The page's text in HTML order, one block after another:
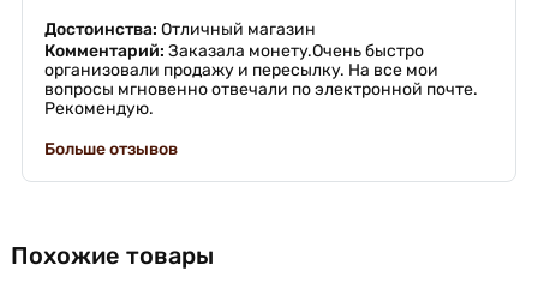
Достоинства: Отличный магазин
Комментарий: Заказала монету.Очень быстро
организовали продажу и пересылку. На все мои
вопросы мгновенно отвечали по электронной почте.
Рекомендую.
Больше отзывов
Похожие товары